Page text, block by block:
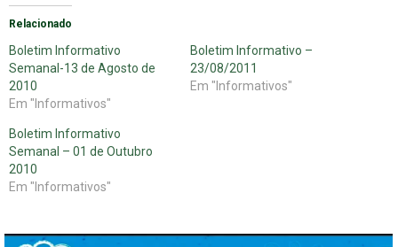
Relacionado
Boletim Informativo
Semanal-13 de Agosto de
2010
Em "Informativos"
Boletim Informativo –
23/08/2011
Em "Informativos"
Boletim Informativo
Semanal – 01 de Outubro
2010
Em "Informativos"